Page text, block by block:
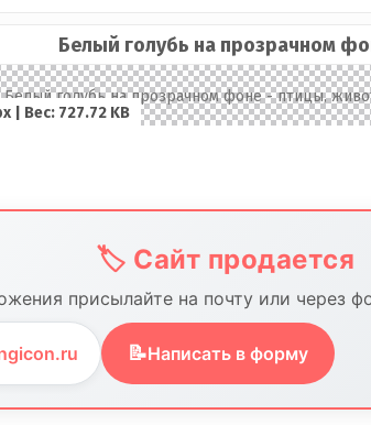
Белый голубь на прозрачном
| Вес: 727.72 KB
🏷️ Сайт продается
присылайте на почту или через
📝Написать в форму